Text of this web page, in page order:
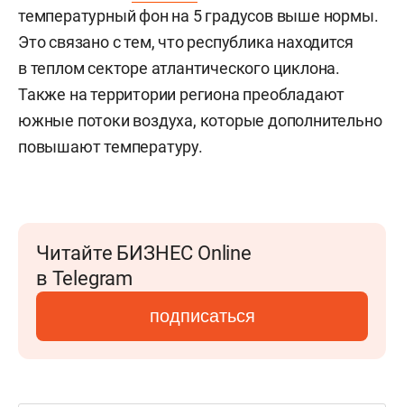
температурный фон на 5 градусов выше нормы.
Это связано с тем, что республика находится
в теплом секторе атлантического циклона.
Также на территории региона преобладают
южные потоки воздуха, которые дополнительно
повышают температуру.
Читайте БИЗНЕС Online
в Telegram
подписаться